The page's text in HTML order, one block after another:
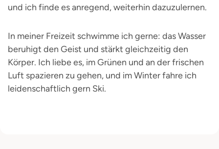
und ich finde es anregend, weiterhin dazuzulernen.
In meiner Freizeit schwimme ich gerne: das Wasser
beruhigt den Geist und stärkt gleichzeitig den
Körper. Ich liebe es, im Grünen und an der frischen
Luft spazieren zu gehen, und im Winter fahre ich
leidenschaftlich gern Ski.